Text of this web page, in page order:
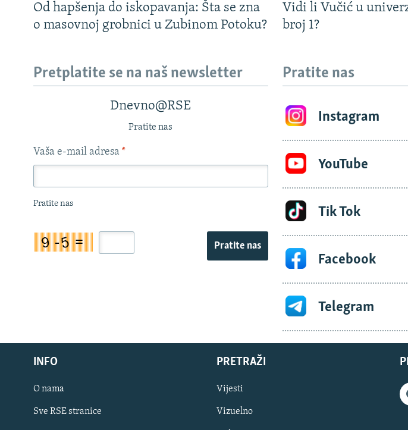
Od hapšenja do iskopavanja: Šta se zna
o masovnoj grobnici u Zubinom Potoku?
Vidi li Vučić u
broj 1?
Pretplatite se na naš newsletter
Dnevno@RSE
Pratite nas
Vaša e-mail adresa *
Pratite nas
Pratite nas
Pratite nas
Instagram
YouTube
Tik Tok
Facebook
Telegram
INFO
O nama
Sve RSE stranice
PRETRAŽI
Vijesti
Vizuelno